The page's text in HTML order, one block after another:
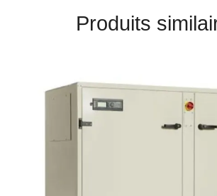
Produits